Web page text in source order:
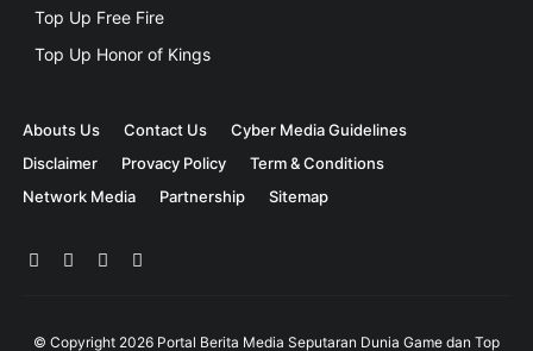
Top Up Free Fire
Top Up Honor of Kings
Abouts Us Contact Us
Cyber Media Guidelines
Disclaimer
Provacy Policy
Term & Conditions
Network Media
Partnership Sitemap
© Copyright 2026 Portal Berita Media Seputaran Dunia Game dan Top